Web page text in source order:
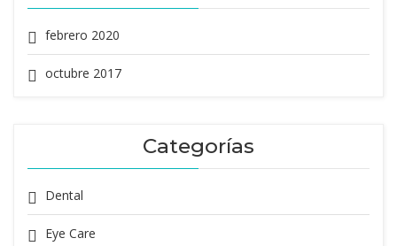
febrero 2020
octubre 2017
Categorías
Dental
Eye Care